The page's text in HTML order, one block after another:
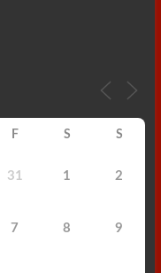
F S S
31 1 2
7 8 9